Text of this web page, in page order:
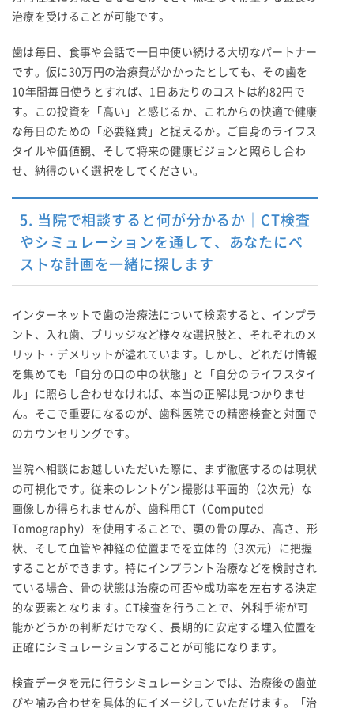
治療を受けることが可能です。
歯は毎日、食事や会話で一日中使い続ける大切なパートナー
です。仮に30万円の治療費がかかったとしても、その歯を
10年間毎日使うとすれば、1日あたりのコストは約82円で
す。この投資を「高い」と感じるか、これからの快適で健康
な毎日のための「必要経費」と捉えるか。ご自身のライフス
タイルや価値観、そして将来の健康ビジョンと照らし合わ
せ、納得のいく選択をしてください。
5. 当院で相談すると何が分かるか｜CT検査
やシミュレーションを通して、あなたにベ
ストな計画を一緒に探します
インターネットで歯の治療法について検索すると、インプラ
ント、入れ歯、ブリッジなど様々な選択肢と、それぞれのメ
リット・デメリットが溢れています。しかし、どれだけ情報
を集めても「自分の口の中の状態」と「自分のライフスタイ
ル」に照らし合わせなければ、本当の正解は見つかりませ
ん。そこで重要になるのが、歯科医院での精密検査と対面で
のカウンセリングです。
当院へ相談にお越しいただいた際に、まず徹底するのは現状
の可視化です。従来のレントゲン撮影は平面的（2次元）な
画像しか得られませんが、歯科用CT（Computed
Tomography）を使用することで、顎の骨の厚み、高さ、形
状、そして血管や神経の位置までを立体的（3次元）に把握
することができます。特にインプラント治療などを検討され
ている場合、骨の状態は治療の可否や成功率を左右する決定
的な要素となります。CT検査を行うことで、外科手術が可
能かどうかの判断だけでなく、長期的に安定する埋入位置を
正確にシミュレーションすることが可能になります。
検査データを元に行うシミュレーションでは、治療後の歯並
びや噛み合わせを具体的にイメージしていただけます。「治